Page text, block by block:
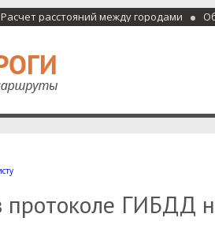
Расчет расстояний между городами
России, мотели и гостиницы
протоколе ГИБДД